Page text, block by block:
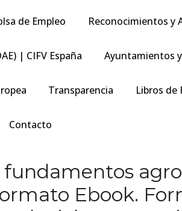
de Empleo Reconocimientos y
| CIFV España Ayuntamientos
Transparencia Libros de
Contacto
fundamentos
Ebook.